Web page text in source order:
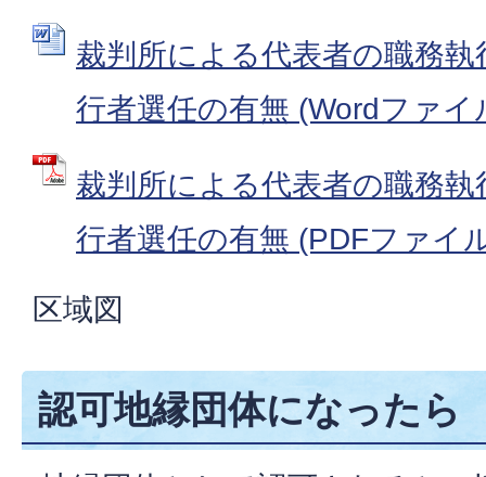
裁判所による代表者の職務
行者選任の有無 (Wordファイ
裁判所による代表者の職務
行者選任の有無 (PDFファイ
区域図
認可地縁団体になったら